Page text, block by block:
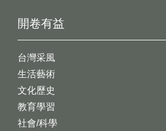
開卷有益
台灣采風
生活藝術
文化歷史
教育學習
社會/科學